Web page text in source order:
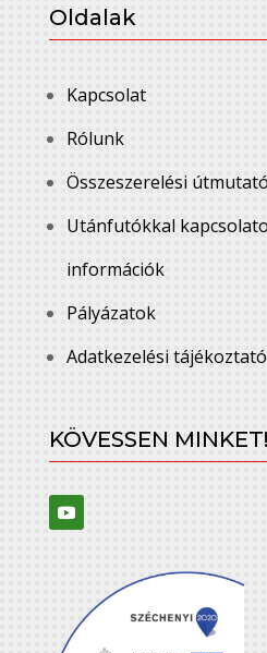
Oldalak
Kapcsolat
Rólunk
Összeszerelési
Utánfutókkal
információk
Pályázatok
Adatkezelési tájékoztató
KÖVESSEN MINKET!